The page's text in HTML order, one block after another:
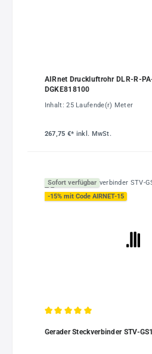
AIRnet Druckluftrohr DLR-R-
DGKE818100
Inhalt:25 Laufende(r) Meter
267,75 €* inkl. MwSt.
Sofort verfügbar
-15% mit Code AIRNET-15
Gerader Steckverbinder STV-